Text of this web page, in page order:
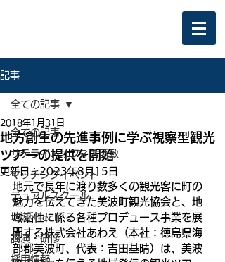
記事
全ての記事
サテライトオフィス誘致
マッチングイベント
デュアルスクール
地域×Tech
講演・研修
採用情報
全ての記事
地方創生の先進事例に学ぶ視察型観光
ツアーの提供を開始
2018年1月31日
更新日：2023年8月15日
地元で長年に渡り数多くの観光客に町の
魅力を伝えてきた美波町観光協会と、地
域活性に係る各種プロデュース事業を展
開する株式会社あわえ（本社：徳島県海
部郡美波町、代表：吉田基晴）は、美波